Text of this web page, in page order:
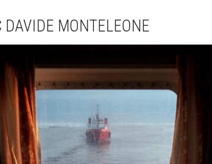
MONTELEONE